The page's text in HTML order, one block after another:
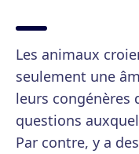
Les animaux
seulement une
leurs congénères
questions
Par contre, y a